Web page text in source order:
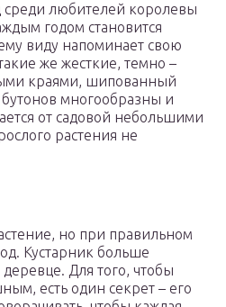
среди любителей королевы
годом становится
виду напоминает свою
же жесткие, темно –
краями, шипованный
бутонов многообразны и
от садовой небольшими
растения не
но при правильном
Кустарник больше
Для того, чтобы
есть один секрет – его